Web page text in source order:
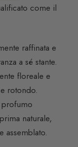
come il
raffinata e
a sé stante.
floreale e
rotondo.
profumo
naturale,
assemblato.